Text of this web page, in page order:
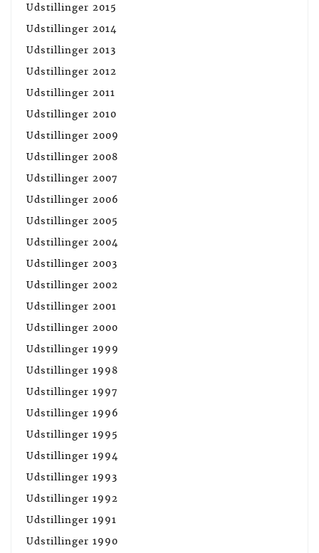
Udstillinger 2015
Udstillinger 2014
Udstillinger 2013
Udstillinger 2012
Udstillinger 2011
Udstillinger 2010
Udstillinger 2009
Udstillinger 2008
Udstillinger 2007
Udstillinger 2006
Udstillinger 2005
Udstillinger 2004
Udstillinger 2003
Udstillinger 2002
Udstillinger 2001
Udstillinger 2000
Udstillinger 1999
Udstillinger 1998
Udstillinger 1997
Udstillinger 1996
Udstillinger 1995
Udstillinger 1994
Udstillinger 1993
Udstillinger 1992
Udstillinger 1991
Udstillinger 1990